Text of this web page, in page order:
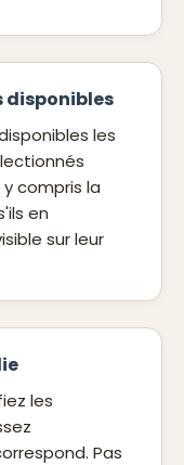
disponibles
les
compris la
en
sur leur
les
Pas